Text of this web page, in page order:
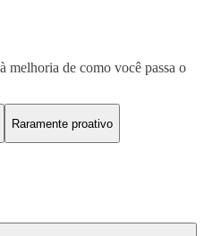
melhoria de como você passa o
Raramente proativo